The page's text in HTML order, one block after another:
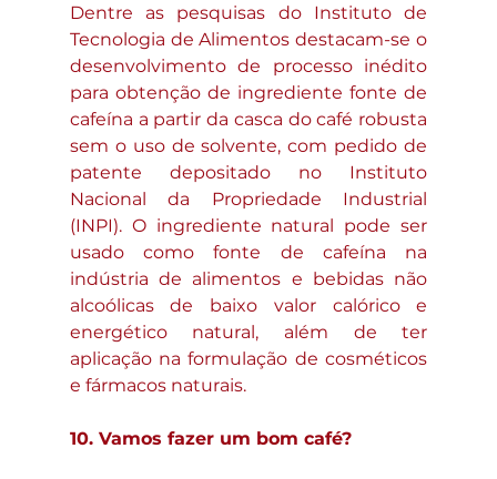
Dentre as pesquisas do Instituto de
Tecnologia de Alimentos destacam-se o
desenvolvimento de processo inédito
para obtenção de ingrediente fonte de
cafeína a partir da casca do café robusta
sem o uso de solvente, com pedido de
patente depositado no Instituto
Nacional da Propriedade Industrial
(INPI). O ingrediente natural pode ser
usado como fonte de cafeína na
indústria de alimentos e bebidas não
alcoólicas de baixo valor calórico e
energético natural, além de ter
aplicação na formulação de cosméticos
e fármacos naturais.
10. Vamos fazer um bom café?